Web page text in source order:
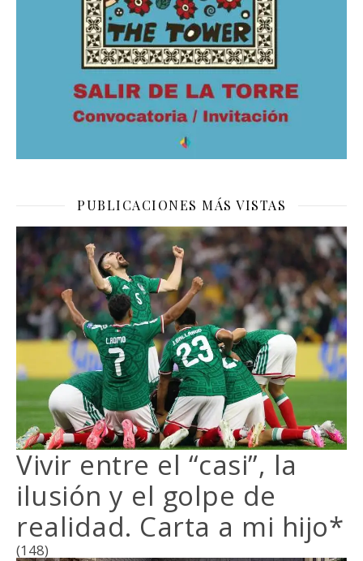
PUBLICACIONES MÁS VISTAS
Vivir entre el “casi”, la
ilusión y el golpe de
realidad. Carta a mi hijo*
(148)